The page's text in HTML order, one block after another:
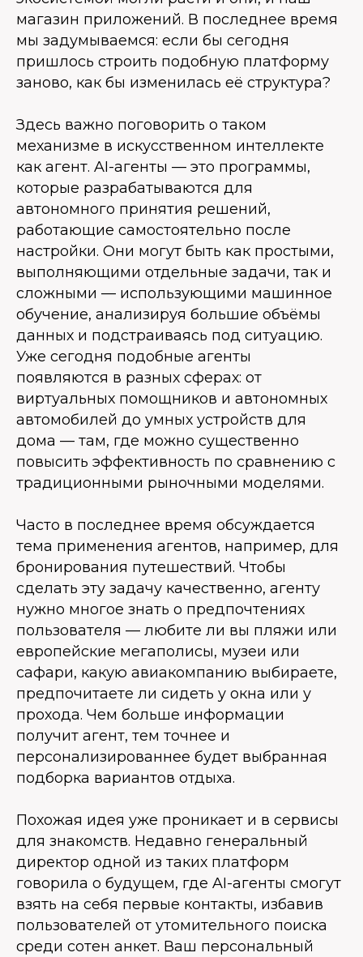
магазин приложений. В последнее время
мы задумываемся: если бы сегодня
пришлось строить подобную платформу
заново, как бы изменилась её структура?
Здесь важно поговорить о таком
механизме в искусственном интеллекте
как агент. AI-агенты — это программы,
которые разрабатываются для
автономного принятия решений,
работающие самостоятельно после
настройки. Они могут быть как простыми,
выполняющими отдельные задачи, так и
сложными — использующими машинное
обучение, анализируя большие объёмы
данных и подстраиваясь под ситуацию.
Уже сегодня подобные агенты
появляются в разных сферах: от
виртуальных помощников и автономных
автомобилей до умных устройств для
дома — там, где можно существенно
повысить эффективность по сравнению с
традиционными рыночными моделями.
Часто в последнее время обсуждается
тема применения агентов, например, для
бронирования путешествий. Чтобы
сделать эту задачу качественно, агенту
нужно многое знать о предпочтениях
пользователя — любите ли вы пляжи или
европейские мегаполисы, музеи или
сафари, какую авиакомпанию выбираете,
предпочитаете ли сидеть у окна или у
прохода. Чем больше информации
получит агент, тем точнее и
персонализированнее будет выбранная
подборка вариантов отдыха.
Похожая идея уже проникает и в сервисы
для знакомств. Недавно генеральный
директор одной из таких платформ
говорила о будущем, где AI-агенты смогут
взять на себя первые контакты, избавив
пользователей от утомительного поиска
среди сотен анкет. Ваш персональный